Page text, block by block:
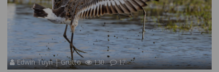
Edwin Tuyn | Grutto 130 17